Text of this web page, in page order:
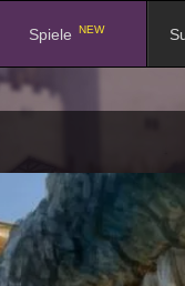
Spiele NEW